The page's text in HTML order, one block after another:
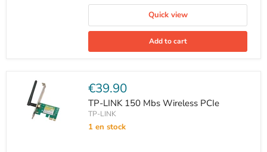
Quick view
Add to cart
Current
price
€39.90
TP-LINK 150 Mbs Wireless PCIe
TP-LINK
1 en stock